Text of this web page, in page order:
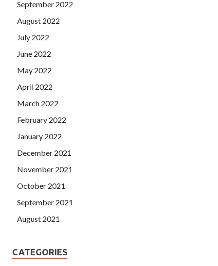
September 2022
August 2022
July 2022
June 2022
May 2022
April 2022
March 2022
February 2022
January 2022
December 2021
November 2021
October 2021
September 2021
August 2021
CATEGORIES